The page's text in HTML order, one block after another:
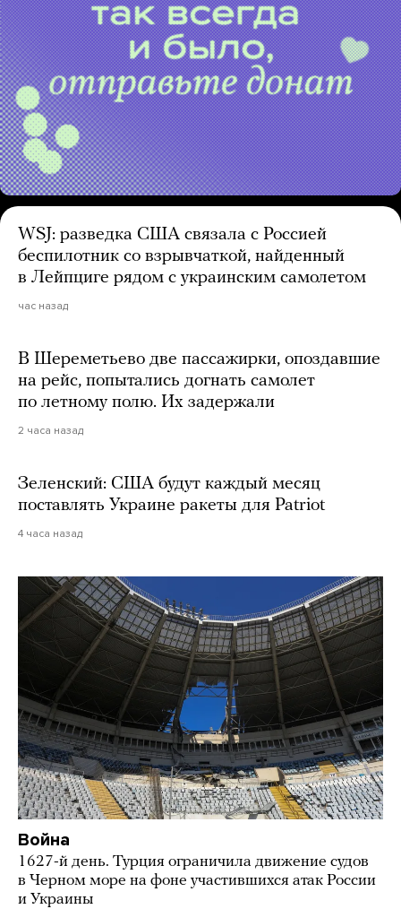
WSJ: разведка США связала с Россией
беспилотник со взрывчаткой, найденный
в Лейпциге рядом с украинским самолетом
час назад
В Шереметьево две пассажирки, опоздавшие
на рейс, попытались догнать самолет
по летному полю. Их задержали
2 часа назад
Зеленский: США будут каждый месяц
поставлять Украине ракеты для Patriot
4 часа назад
Война
1627-й день. Турция ограничила движение судов
в Черном море на фоне участившихся атак России
и Украины